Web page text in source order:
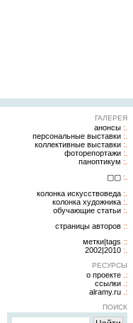
ГАЛЕРЕЯ
анонсы
персональные выставки
коллективные выставки
фоторепортажи
паноптикум
▢▢
колонка искусствоведа
колонка художника
обучающие статьи
страницы авторов
метки|tags
2002|2010
РЕСУРСЫ
о проекте
ссылки
alramy.ru
ПОИСК